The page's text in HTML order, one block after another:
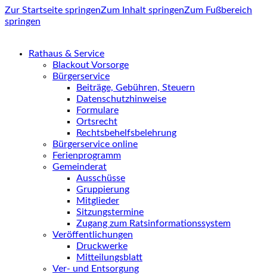
Zur Startseite springenZum Inhalt springenZum Fußbereich
springen
Rathaus & Service
Blackout Vorsorge
Bürgerservice
Beiträge, Gebühren, Steuern
Datenschutzhinweise
Formulare
Ortsrecht
Rechtsbehelfsbelehrung
Bürgerservice online
Ferienprogramm
Gemeinderat
Ausschüsse
Gruppierung
Mitglieder
Sitzungstermine
Zugang zum Ratsinformationssystem
Veröffentlichungen
Druckwerke
Mitteilungsblatt
Ver- und Entsorgung